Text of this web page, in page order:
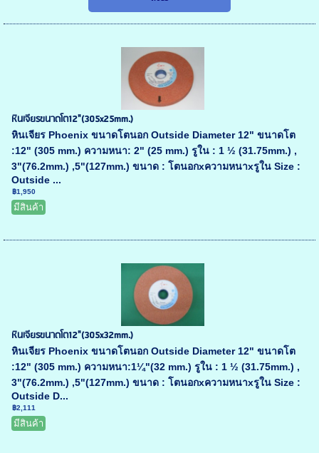
หินเจียรขนาดโต12"(305x25mm.)
หินเจียร Phoenix ขนาดโตนอก Outside Diameter 12" ขนาดโต
:12" (305 mm.) ความหนา: 2" (25 mm.) รูใน : 1 ½ (31.75mm.) ,
3"(76.2mm.) ,5"(127mm.) ขนาด : โตนอกxความหนาxรูใน Size :
Outside ...
฿1,950
มีสินค้า
หินเจียรขนาดโต12"(305x32mm.)
หินเจียร Phoenix ขนาดโตนอก Outside Diameter 12" ขนาดโต
:12" (305 mm.) ความหนา:1¼"(32 mm.) รูใน : 1 ½ (31.75mm.) ,
3"(76.2mm.) ,5"(127mm.) ขนาด : โตนอกxความหนาxรูใน Size :
Outside D...
฿2,111
มีสินค้า